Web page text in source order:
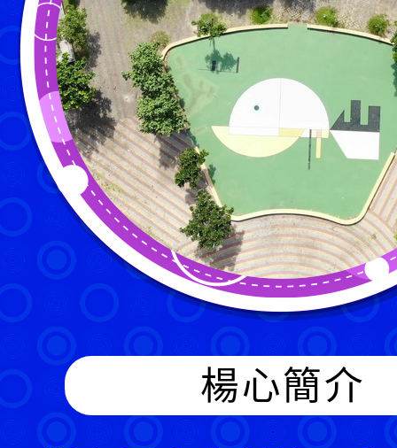
歡迎參觀：neilysestycedu佈
楊心簡介